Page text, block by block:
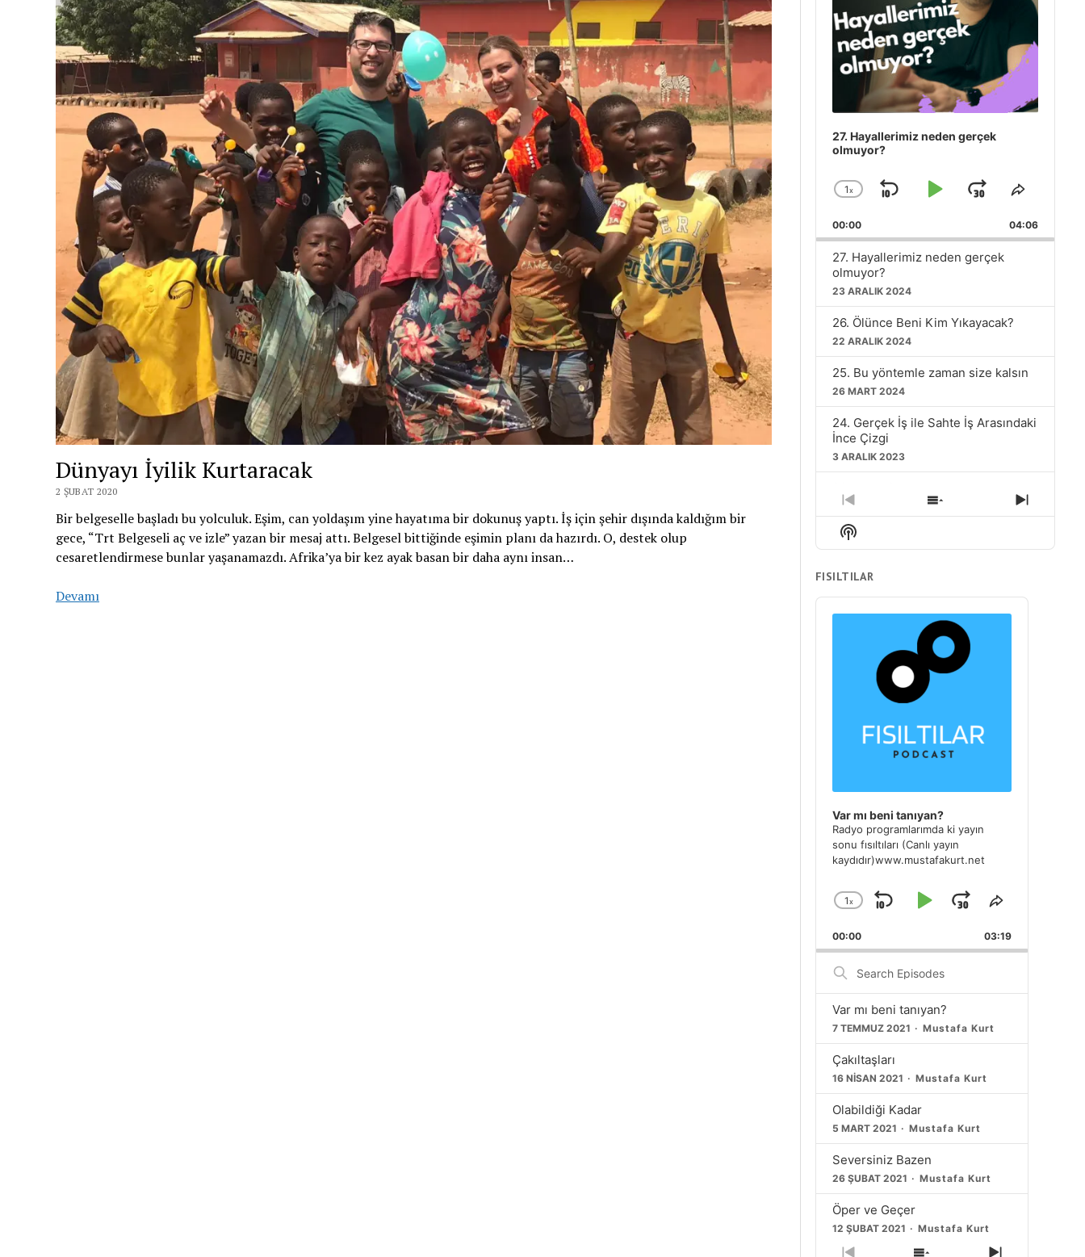
Dünyayı İyilik Kurtaracak
2 ŞUBAT 2020
Bir belgeselle başladı bu yolculuk. Eşim, can yoldaşım yine hayatıma bir dokunuş yaptı. İş için şehir dışında kaldığım bir
gece, “Trt Belgeseli aç ve izle” yazan bir mesaj attı. Belgesel bittiğinde eşimin planı da hazırdı. O, destek olup
cesaretlendirmese bunlar yaşanamazdı. Afrika’ya bir kez ayak basan bir daha aynı insan…
Devamı
27. Hayallerimiz neden gerçek
olmuyor?
Change
Rate
1x
SkipPlayJump
Forward
Share
Episode
00:00 04:06
27. Hayallerimiz neden gerçek
olmuyor?
23 ARALIK 2024
26. Ölünce Beni Kim Yıkayacak?
22 ARALIK 2024
25. Bu yöntemle zaman size kalsın
26 MART 2024
24. Gerçek İş ile Sahte İş Arasındaki
İnce Çizgi
3 ARALIK 2023
mı?
26 KASIM 2023
22. Düşünme! Sadece Yap
19 KASIM 2023
21. Hedef Belirlemenin 3 Düşmanı
20. Hayatımı Değiştiren 10 Soru
1 EKIM 2023
19. Şikayet Etmekten Vazgeçin.
24 EYLÜL 2023
LOAD MORE
Previous
Episode
Show
Episodes
Next
Episode
Show
Podcast
FISILTILAR
Audio
Player
Var mı beni tanıyan?
Radyo programlarımda ki yayın
sonu fısıltıları (Canlı yayın
kaydıdır)www.mustafakurt.net
Change
Rate
1x
Skip
Backward
Play
Pause
Jump
Forward
Share
Episode
00:00 03:19
Search
Episodes
Var mı beni tanıyan?
7 TEMMUZ 2021 Mustafa Kurt
Çakıltaşları
16 NISAN 2021 Mustafa Kurt
Olabildiği Kadar
5 MART 2021 Mustafa Kurt
Seversiniz Bazen
26 ŞUBAT 2021 Mustafa Kurt
Öper ve Geçer
12 ŞUBAT 2021 Mustafa Kurt